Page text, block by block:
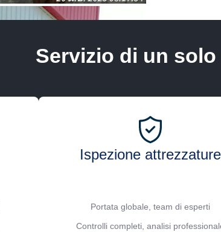
Servizio di un
Ispezione attrezzature
Portata globale, team di esperti
Controlli completi, analisi